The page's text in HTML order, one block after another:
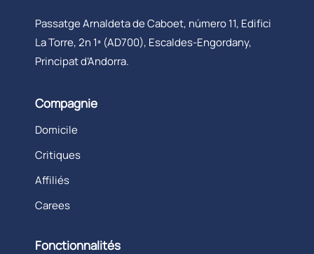
Passatge Arnaldeta de Caboet, número 11, Edifici
La Torre, 2n 1ª (AD700), Escaldes-Engordany,
Principat d’Andorra.
Compagnie
Domicile
Critiques
Affiliés
Carees
Fonctionnalités